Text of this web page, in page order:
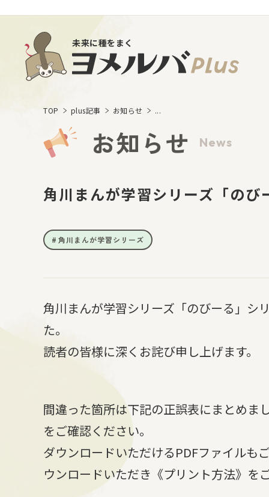
未来に種をまく
TOP plus記事 お知らせ ...
News
お知らせ
角川まんが学習シリーズ「の
角川まんが学習シリーズ
角川まんが学習シリーズ「のびーる」シ
た。
読者の皆様に深くお詫び申し上げます。
間違った箇所は下記の正誤表にまとめま
をご確認ください。
ダウンロードいただけるPDFファイルも
ウンロードいただき《プリント方法》を